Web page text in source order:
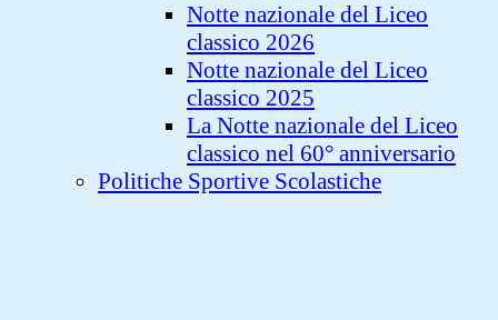
Notte nazionale del Liceo
classico 2026
Notte nazionale del Liceo
classico 2025
La Notte nazionale del Liceo
classico nel 60° anniversario
Politiche Sportive Scolastiche